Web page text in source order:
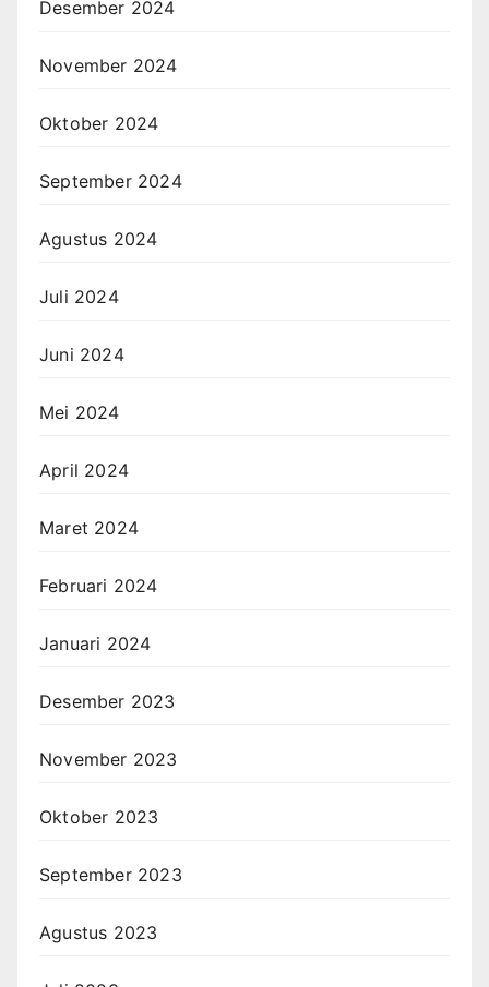
Desember 2024
November 2024
Oktober 2024
September 2024
Agustus 2024
Juli 2024
Juni 2024
Mei 2024
April 2024
Maret 2024
Februari 2024
Januari 2024
Desember 2023
November 2023
Oktober 2023
September 2023
Agustus 2023